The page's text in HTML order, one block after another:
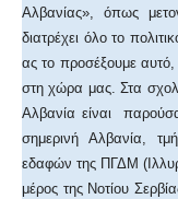
Αλβανίας», όπως
διατρέχει όλο το
ας το προσέξουμε
στη χώρα μας. Στα
Αλβανία είναι
σημερινή Αλβανία,
εδαφών της ΠΓΔΜ
μέρος της Νοτίου